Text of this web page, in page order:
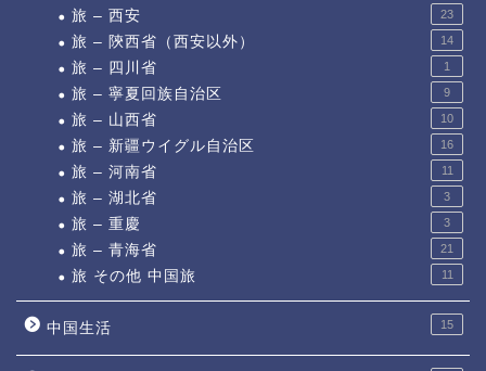
旅 – 西安 23
旅 – 陝西省（西安以外） 14
旅 – 四川省 1
旅 – 寧夏回族自治区 9
旅 – 山西省 10
旅 – 新疆ウイグル自治区 16
旅 – 河南省 11
旅 – 湖北省 3
旅 – 重慶 3
旅 – 青海省 21
旅 その他 中国旅 11
中国生活 15